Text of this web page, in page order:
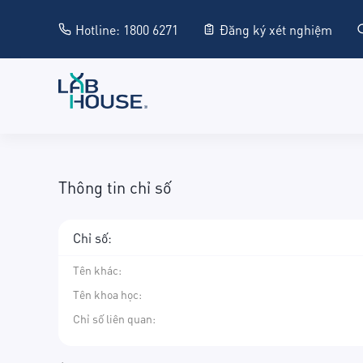
Hotline: 1800 6271 Đăng ký xét nghiệm
Thông tin chỉ số
Chỉ số:
Tên khác:
Tên khoa học:
Chỉ số liên quan: